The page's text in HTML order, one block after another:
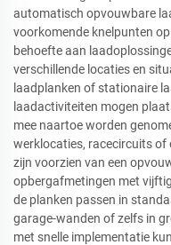
automatisch opvouwbare
voorkomende knelpunten
behoefte aan
verschillende locaties en
laadplanken of stationaire
laadactiviteiten mogen
mee naartoe worden
werklocaties, racecircuits of
zijn voorzien van een
opbergafmetingen met
de planken passen in
garage-wanden of zelfs in
met snelle implementatie